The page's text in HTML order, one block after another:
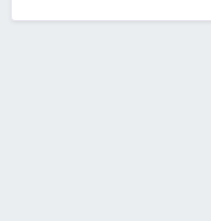
OMAGGIO AL VESCOVO